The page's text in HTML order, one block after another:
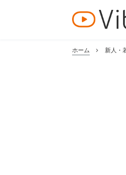
ホーム 新人・